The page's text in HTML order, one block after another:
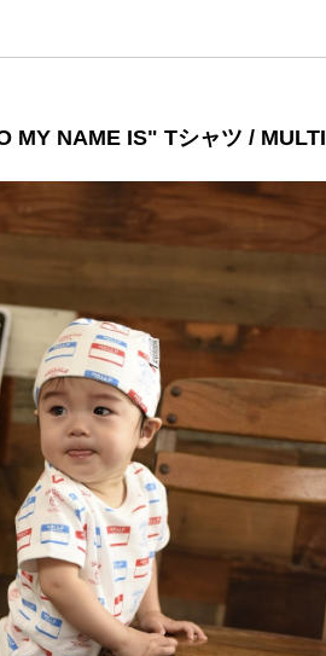
MY NAME IS" Tシャツ / MULTI